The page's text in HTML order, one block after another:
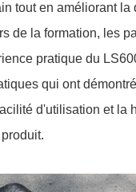
tout en améliorant la
de la formation, les
pratique du
qui ont
d'utilisation et la